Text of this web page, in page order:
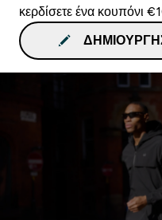
κερδίσετε ένα κουπόνι